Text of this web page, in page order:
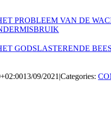
PROBLEEM VAN DE
GODSLASTERENDE
13/09/2021 Categories: